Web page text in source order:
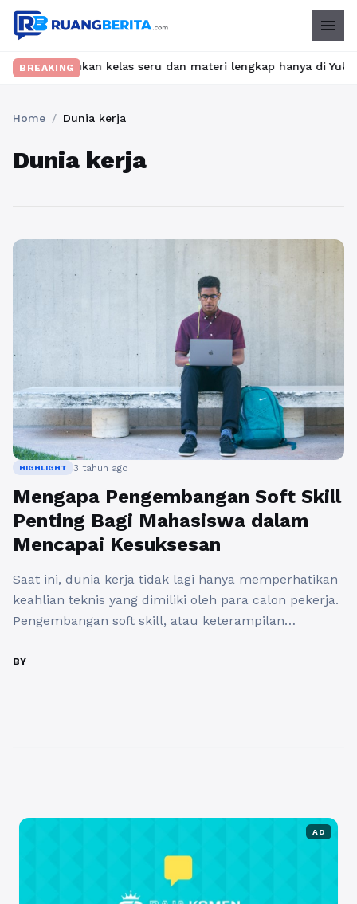
menu
BREAKINGkelas seru dan materi lengkap hanya di
Home / Dunia kerja
Dunia kerja
HIGHLIGHT 3 tahun ago
Mengapa Pengembangan Soft Skill
Penting Bagi Mahasiswa dalam
Mencapai Kesuksesan
Saat ini, dunia kerja tidak lagi hanya memperhatikan
keahlian teknis yang dimiliki oleh para calon pekerja.
Pengembangan soft skill, atau keterampilan
kesuksesan masa depan. Mahasiswa yang hanya
BY
AD